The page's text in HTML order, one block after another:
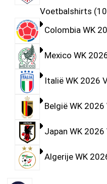
Voetbalshirts
Colombia WK
Mexico WK
Italië WK 2026
België WK
Japan WK
Algerije WK